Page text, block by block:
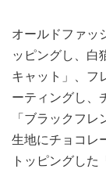
オールドファッ
ッピングし、白
キャット」、フ
ーティングし、
「ブラックフ
生地にチョコレ
トッピングし